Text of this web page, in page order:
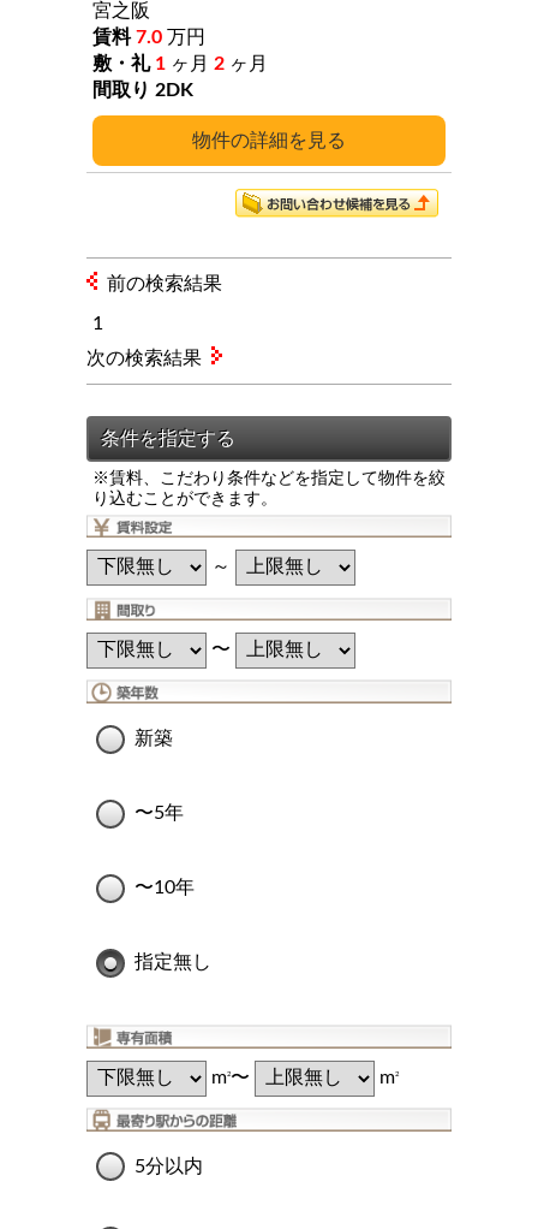
詳細
宮之阪
7.0 万円
1 ヶ月 2 ヶ月
2DK
前の検索結果
1
※賃料、こだわり条件などを指定して物件を絞
り込むことができます。
～
〜
新築
〜5年
〜10年
指定無し
m2〜 m2
5分以内